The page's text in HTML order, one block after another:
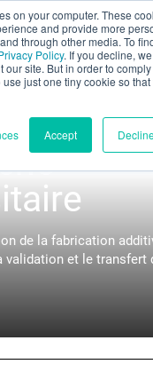
on your computer. These
and provide more
through other media. To
Policy. If you decline,
our site. But in order to
just one tiny cookie so
Accept
Évaluation
de la fabrication
validation et le transfert